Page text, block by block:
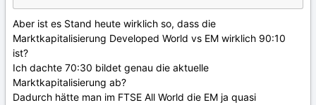
Aber ist es Stand heute wirklich so, dass die
Marktkapitalisierung Developed World vs EM wirklich 90:10
ist?
Ich dachte 70:30 bildet genau die aktuelle
Marktkapitalisierung ab?
Dadurch hätte man im FTSE All World die EM ja quasi